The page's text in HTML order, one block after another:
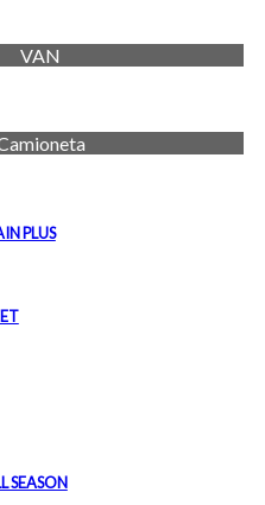
VAN
PLUS
SEASON